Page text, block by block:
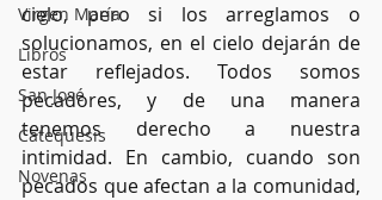
Virgen María
Libros
San José
Catequesis
Novenas
cielo, pero si los arreglamos o
solucionamos, en el cielo dejarán de
estar reflejados. Todos somos
pecadores, y de una manera
tenemos derecho a nuestra
intimidad. En cambio, cuando son
pecados que afectan a la comunidad,